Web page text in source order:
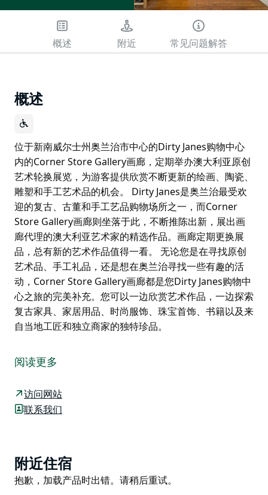
概述 附近 常见问题解答
概述
位于新南威尔士州奥兰治市中心的Dirty Janes购物中心
内的Corner Store Gallery画廊，定期举办澳大利亚原创
艺术轮换展览，为游客提供欣赏不断更新的绘画、陶瓷、
雕塑和手工艺术品的机会。 Dirty Janes是奥兰治最受欢
迎的复古、古董和手工艺品购物场所之一，而Corner
Store Gallery画廊则坐落于此，不断推陈出新，展出画
廊代理的澳大利亚艺术家的精选作品。画廊定期更换展
品，总有新的艺术作品值得一看。 无论您是在寻找原创
艺术品、手工礼品，还是想在奥兰治寻找一些有趣的活
动，Corner Store Gallery画廊都是您Dirty Janes购物中
心之旅的完美补充。您可以一边欣赏艺术作品，一边探索
复古家具、家居用品、时尚服饰、珠宝首饰、书籍以及来
自当地工匠和独立商家的独特珍品。
内的Corner Store Gallery画廊，定期举办澳大利亚原创
艺术轮换展览，为游客提供欣赏不断更新的绘画、陶瓷、
雕塑和手工艺术品的机会。
Dirty Janes是奥兰治最受欢迎的复古、古董和手工艺品
看。
无论您是在寻找原创艺术品、手工礼品，还是想在奥兰治
阅读更多
访问网站
联系我们
Product
List
附近住宿
Product
抱歉，加载产品时出错。请稍后重试。